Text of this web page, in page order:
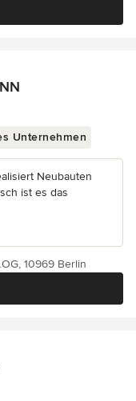
Unternehmen
Neubauten
ist es das
10969 Berlin